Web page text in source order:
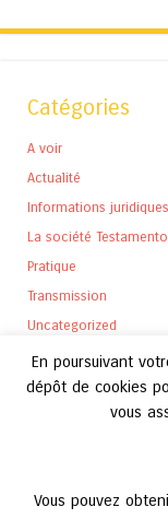
Catégories
A voir
Actualité
Informations juridiques
La société Testamento
Pratique
Transmission
Uncategorized
En poursuivant
dépôt de cookies
vous
Vous pouvez